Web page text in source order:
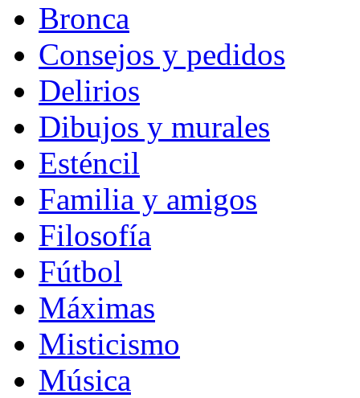
Bronca
Consejos y pedidos
Delirios
Dibujos y murales
Esténcil
Familia y amigos
Filosofía
Fútbol
Máximas
Misticismo
Música